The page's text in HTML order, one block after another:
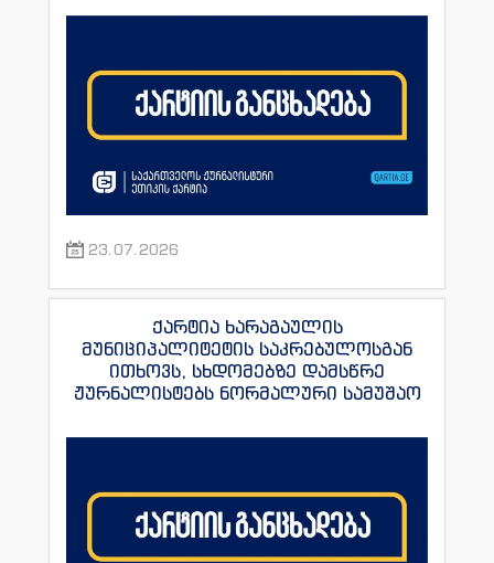
23.07.2026
ქარტია ხარაგაულის
მუნიციპალიტეტის საკრებულოსგან
ითხოვს, სხდომებზე დამსწრე
ჟურნალისტებს ნორმალური სამუშაო